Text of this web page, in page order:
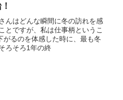
んはどんな瞬間に冬の訪れを感
とですが、私は仕事柄というこ
がるのを体感した時に、最も冬
ろそろ1年の終